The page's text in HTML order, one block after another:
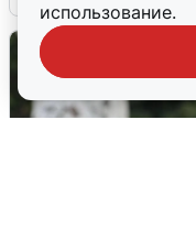
использование.